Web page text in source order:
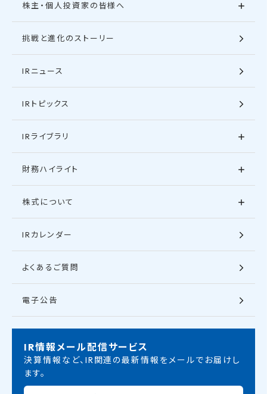
株主・個人投資家の皆様へ
挑戦と進化のストーリー
IRニュース
IRトピックス
IRライブラリ
財務ハイライト
株式について
IRカレンダー
よくあるご質問
電子公告
IR情報メール配信サービス
決算情報など、IR関連の最新情報をメールでお届けし
ます。